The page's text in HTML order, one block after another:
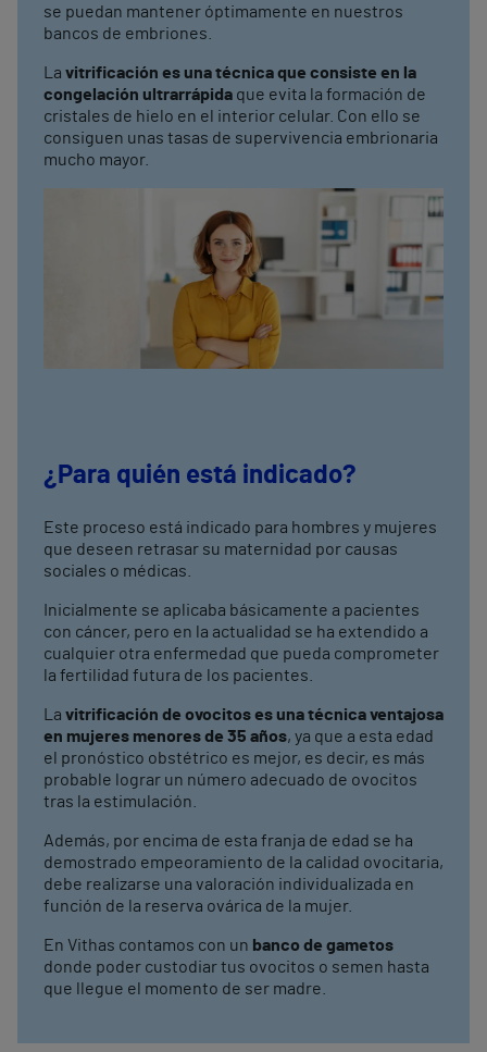
se puedan mantener óptimamente en nuestros
bancos de embriones.
La vitrificación es una técnica que consiste en la
congelación ultrarrápida que evita la formación de
cristales de hielo en el interior celular. Con ello se
consiguen unas tasas de supervivencia embrionaria
mucho mayor.
¿Para quién está indicado?
Este proceso está indicado para hombres y mujeres
que deseen retrasar su maternidad por causas
sociales o médicas.
Inicialmente se aplicaba básicamente a pacientes
con cáncer, pero en la actualidad se ha extendido a
cualquier otra enfermedad que pueda comprometer
la fertilidad futura de los pacientes.
La vitrificación de ovocitos es una técnica ventajosa
en mujeres menores de 35 años, ya que a esta edad
el pronóstico obstétrico es mejor, es decir, es más
probable lograr un número adecuado de ovocitos
tras la estimulación.
Además, por encima de esta franja de edad se ha
demostrado empeoramiento de la calidad ovocitaria,
debe realizarse una valoración individualizada en
función de la reserva ovárica de la mujer.
En Vithas contamos con un banco de gametos
donde poder custodiar tus ovocitos o semen hasta
que llegue el momento de ser madre.